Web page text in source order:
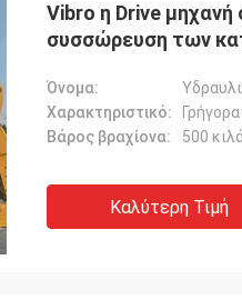
Vibro η Drive
συσσώρευση των
Όνομα:
Χαρακτηριστικό:
Βάρος βραχίονα:
500
Καλύτερη Τιμή